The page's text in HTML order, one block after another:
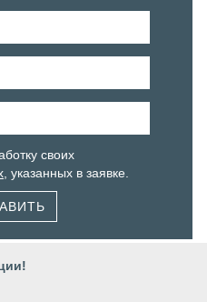
своих
, указанных в заявке.